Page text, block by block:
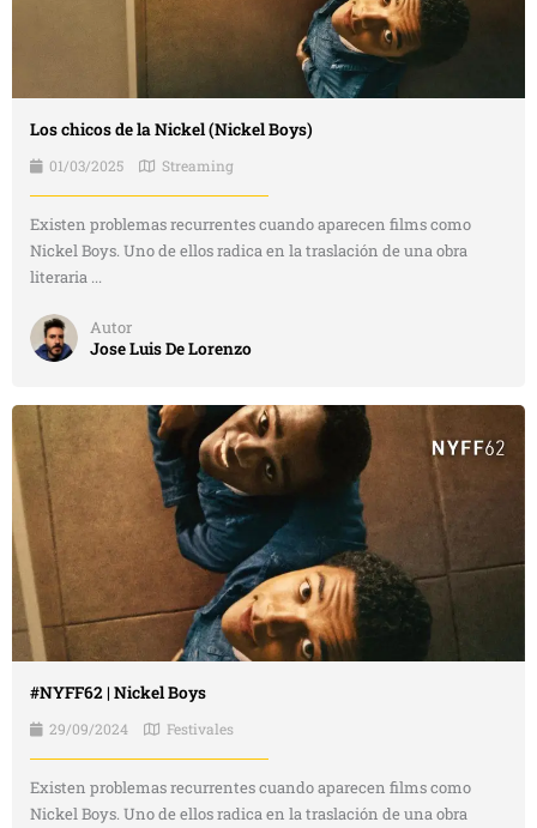
Los chicos de la Nickel (Nickel Boys)
01/03/2025 Streaming
Existen problemas recurrentes cuando aparecen films como
Nickel Boys. Uno de ellos radica en la traslación de una obra
literaria ...
Autor
Jose Luis De Lorenzo
#NYFF62 | Nickel Boys
29/09/2024 Festivales
Existen problemas recurrentes cuando aparecen films como
Nickel Boys. Uno de ellos radica en la traslación de una obra